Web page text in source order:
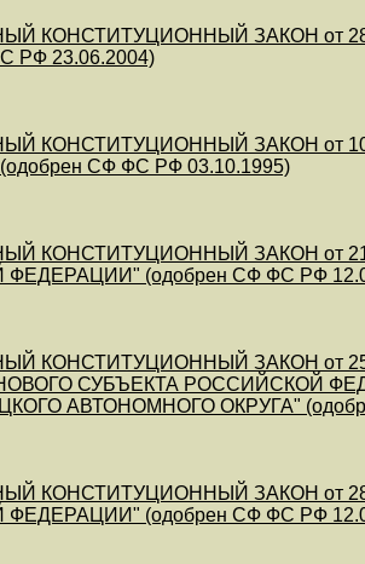
КОНСТИТУЦИОННЫЙ ЗАКОН от
РФ 23.06.2004)
КОНСТИТУЦИОННЫЙ ЗАКОН от
СФ ФС РФ 03.10.1995)
КОНСТИТУЦИОННЫЙ ЗАКОН от
(одобрен СФ ФС РФ
КОНСТИТУЦИОННЫЙ ЗАКОН от
СУБЪЕКТА РОССИЙСКОЙ
АВТОНОМНОГО ОКРУГА"
КОНСТИТУЦИОННЫЙ ЗАКОН от
(одобрен СФ ФС РФ